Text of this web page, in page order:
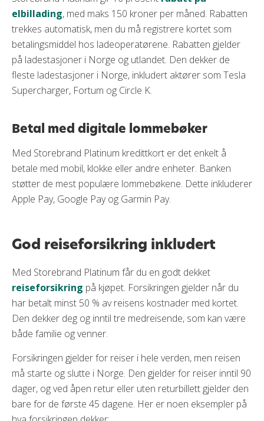
elbillading, med maks 150 kroner per måned. Rabatten
trekkes automatisk, men du må registrere kortet som
betalingsmiddel hos ladeoperatørene. Rabatten gjelder
på ladestasjoner i Norge og utlandet. Den dekker de
fleste ladestasjoner i Norge, inkludert aktører som Tesla
Supercharger, Fortum og Circle K.
Betal med digitale lommebøker
Med Storebrand Platinum kredittkort er det enkelt å
betale med mobil, klokke eller andre enheter. Banken
støtter de mest populære lommebøkene. Dette inkluderer
Apple Pay, Google Pay og Garmin Pay.
God reiseforsikring inkludert
Med Storebrand Platinum får du en godt dekket
reiseforsikring på kjøpet. Forsikringen gjelder når du
har betalt minst 50 % av reisens kostnader med kortet.
Den dekker deg og inntil tre medreisende, som kan være
både familie og venner.
Forsikringen gjelder for reiser i hele verden, men reisen
må starte og slutte i Norge. Den gjelder for reiser inntil 90
dager, og ved åpen retur eller uten returbillett gjelder den
bare for de første 45 dagene. Her er noen eksempler på